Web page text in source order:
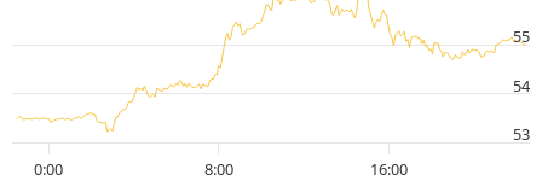
0:00 8:00 16:00
53
54
55